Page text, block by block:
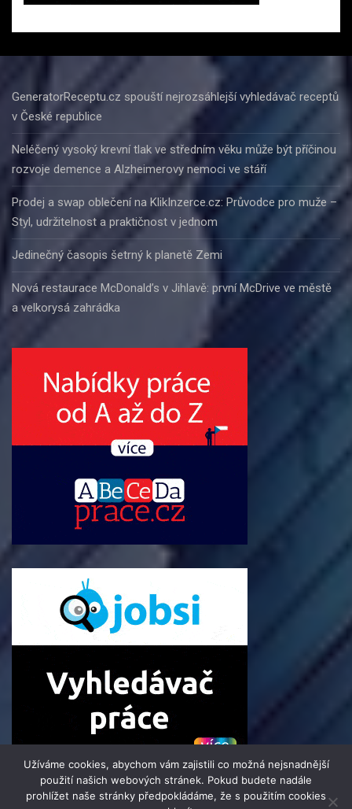
GeneratorReceptu.cz spouští nejrozsáhlejší vyhledávač receptů
v České republice
Neléčený vysoký krevní tlak ve středním věku může být příčinou
rozvoje demence a Alzheimerovy nemoci ve stáří
Prodej a swap oblečení na KlikInzerce.cz: Průvodce pro muže –
Styl, udržitelnost a praktičnost v jednom
Jedinečný časopis šetrný k planetě Zemi
Nová restaurace McDonald’s v Jihlavě: první McDrive ve městě
a velkorysá zahrádka
Užíváme cookies, abychom vám zajistili co možná nejsnadnější
použití našich webových stránek. Pokud budete nadále
prohlížet naše stránky předpokládáme, že s použitím cookies